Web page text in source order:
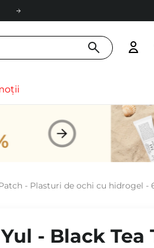
- Plasturi de ochi cu hidrogel -
- Black Tea